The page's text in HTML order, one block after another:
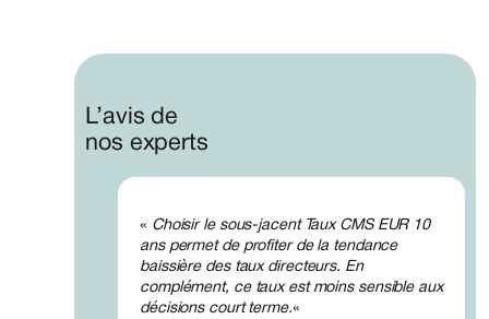
L’avis de
nos experts
« Choisir le sous-jacent Taux CMS EUR 10
ans permet de profiter de la tendance
baissière des taux directeurs. En
complément, ce taux est moins sensible aux
décisions court terme.«